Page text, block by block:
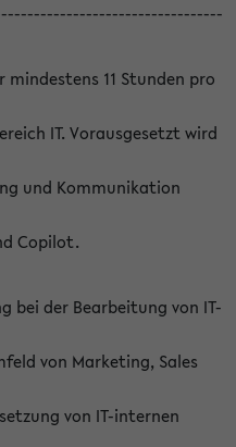
11 Stunden pro
IT. Vorausgesetzt wird
und Kommunikation
Copilot.
bei der Bearbeitung von IT-
von Marketing, Sales
von IT-internen